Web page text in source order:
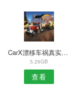
CarX漂移车祸真实模拟
5.26GB
查看